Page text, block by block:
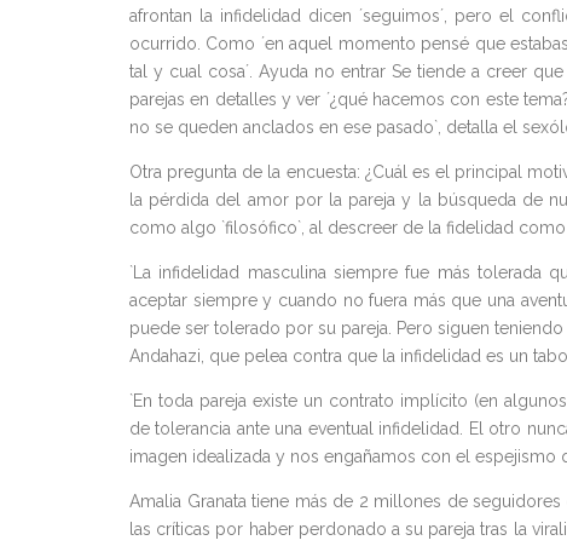
afrontan la infidelidad dicen ´seguimos´, pero el
ocurrido. Como ´en aquel momento pensé que
tal y cual cosa´. Ayuda no entrar Se tiende a creer
parejas en detalles y ver ´¿qué hacemos con este
no se queden anclados en ese pasado`, detalla el
Otra pregunta de la encuesta: ¿Cuál es el principal
la pérdida del amor por la pareja y la búsqueda de
como algo `filosófico`, al descreer de la fidelidad como
`La infidelidad masculina siempre fue más tolerada
aceptar siempre y cuando no fuera más que una
puede ser tolerado por su pareja. Pero siguen
Andahazi, que pelea contra que la infidelidad es un
`En toda pareja existe un contrato implícito (en
de tolerancia ante una eventual infidelidad. El otro
imagen idealizada y nos engañamos con el espejismo
Amalia Granata tiene más de 2 millones de
las críticas por haber perdonado a su pareja tras la